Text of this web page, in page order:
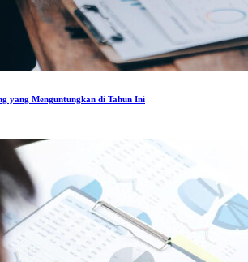
yang Menguntungkan di Tahun Ini